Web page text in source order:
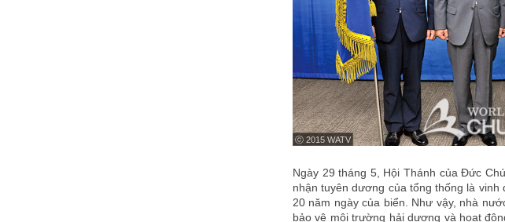
ⓒ 2015 WATV
Ngày 29 tháng 5, Hội Thánh của Đức
nhận tuyên dương của tổng thống là
20 năm ngày của biển. Như vậy, nhà
bảo vệ môi trường hải dương và hoạt